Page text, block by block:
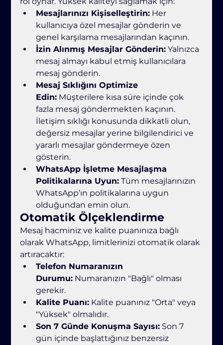
Mesajlarınızı Kişiselleştirin: Her
kullanıcıya özel mesajlar gönderin ve
genel karşılama mesajlarından kaçının.
İzin Alınmış Mesajlar Gönderin: Yalnızca
mesaj almayı kabul etmiş kullanıcılara
mesaj gönderin.
Mesaj Sıklığını Optimize
Edin: Müşterilere kısa süre içinde çok
fazla mesaj göndermekten kaçının.
İletişim sıklığı konusunda dikkatli olun,
değersiz mesajlar yerine bilgilendirici ve
yararlı mesajlar göndermeye özen
gösterin.
WhatsApp İşletme Mesajlaşma
Politikalarına Uyun: Tüm mesajlarınızın
WhatsApp’ın politikalarına uygun
olduğundan emin olun.
Otomatik Ölçeklendirme
Mesaj hacminiz ve kalite puanınıza bağlı
olarak WhatsApp, limitlerinizi otomatik olarak
artıracaktır:
Telefon Numaranızın
Durumu: Numaranızın "Bağlı" olması
gerekir.
Kalite Puanı: Kalite puanınız "Orta" veya
"Yüksek" olmalıdır.
Son 7 Günde Konuşma Sayısı: Son 7
gün içinde başlattığınız benzersiz